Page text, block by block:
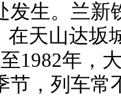
发生。兰新
在天山达坂
1982年，
节，列车常